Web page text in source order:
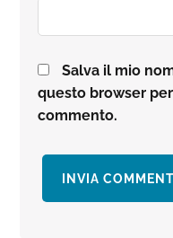
Salva il mio
questo browser
commento.